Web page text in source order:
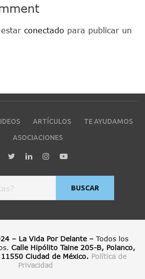
conectado para publicar un
ARTÍCULOS TE AYUDAMOS
ASOCIACIONES
BUSCAR
– La Vida Por Delante – Todos los
Calle Hipólito Taine 205-B, Polanco,
Ciudad de México. Política de
Privacidad